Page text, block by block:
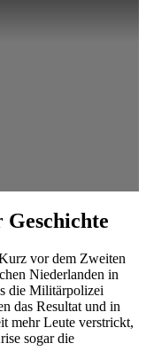
vor dem Zweiten
Niederlanden in
die Militärpolizei
das Resultat und in
mehr Leute verstrickt,
sogar die